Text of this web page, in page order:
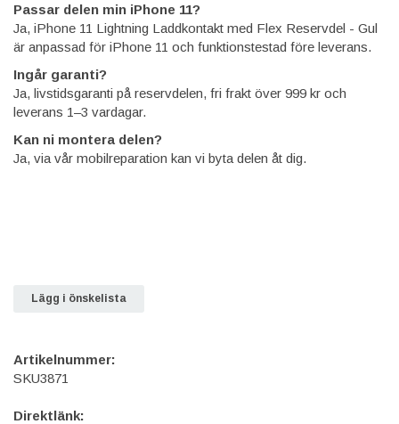
Passar delen min iPhone 11?
Ja, iPhone 11 Lightning Laddkontakt med Flex Reservdel - Gul
är anpassad för iPhone 11 och funktionstestad före leverans.
Ingår garanti?
Ja, livstidsgaranti på reservdelen, fri frakt över 999 kr och
leverans 1–3 vardagar.
Kan ni montera delen?
Ja, via vår mobilreparation kan vi byta delen åt dig.
Lägg i önskelista
Artikelnummer:
SKU3871
Direktlänk: